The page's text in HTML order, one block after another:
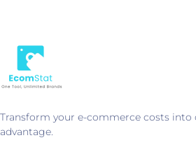
Transform your e-commerce costs
advantage.